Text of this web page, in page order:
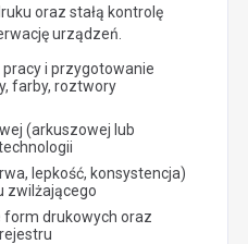
oraz stałą kontrolę
urządzeń.
i przygotowanie
farby, roztwory
(arkuszowej lub
lepkość, konsystencja)
zwilżającego
form drukowych oraz